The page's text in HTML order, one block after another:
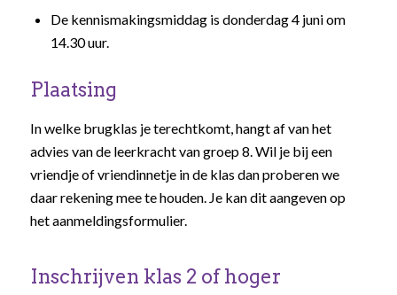
De kennismakingsmiddag is donderdag 4 juni om
14.30 uur.
Plaatsing
In welke brugklas je terechtkomt, hangt af van het
advies van de leerkracht van groep 8. Wil je bij een
vriendje of vriendinnetje in de klas dan proberen we
daar rekening mee te houden. Je kan dit aangeven op
het aanmeldingsformulier.
Inschrijven klas 2 of hoger